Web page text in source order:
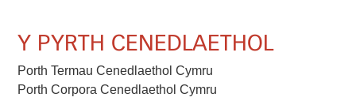
Y PYRTH CENEDLAETHOL
Porth Termau Cenedlaethol Cymru
Porth Corpora Cenedlaethol Cymru